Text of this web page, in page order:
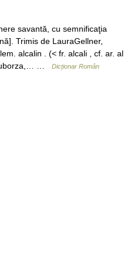
savantă, cu semnificaţia
Trimis de LauraGellner,
alcalin . (< fr. alcali , cf. ar. al
…
Dicționar Român